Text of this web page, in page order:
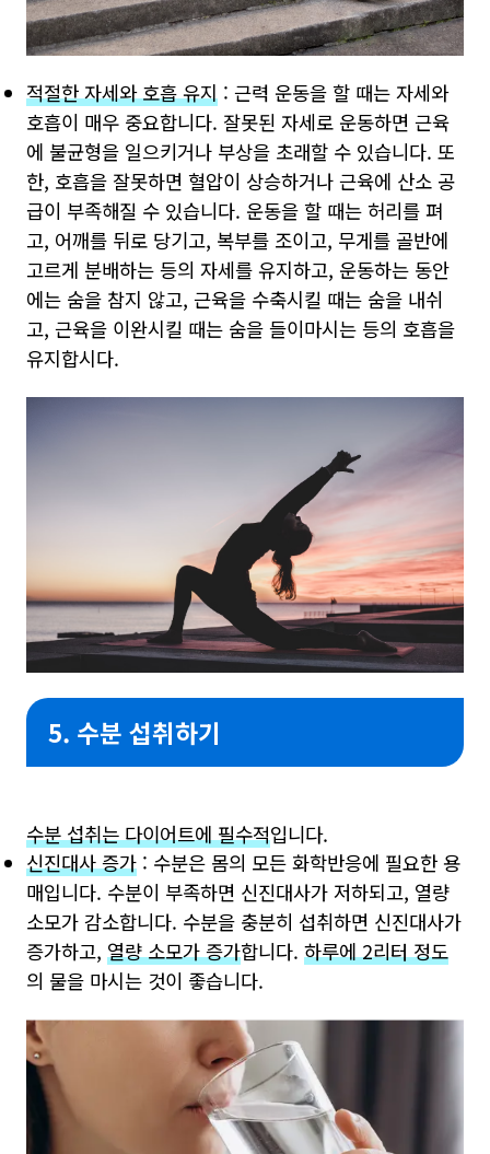
적절한 자세와 호흡 유지 : 근력 운동을 할 때는 자세와
호흡이 매우 중요합니다. 잘못된 자세로 운동하면 근육
에 불균형을 일으키거나 부상을 초래할 수 있습니다. 또
한, 호흡을 잘못하면 혈압이 상승하거나 근육에 산소 공
급이 부족해질 수 있습니다. 운동을 할 때는 허리를 펴
고, 어깨를 뒤로 당기고, 복부를 조이고, 무게를 골반에
고르게 분배하는 등의 자세를 유지하고, 운동하는 동안
에는 숨을 참지 않고, 근육을 수축시킬 때는 숨을 내쉬
고, 근육을 이완시킬 때는 숨을 들이마시는 등의 호흡을
유지합시다.
5. 수분 섭취하기
수분 섭취는 다이어트에 필수적입니다.
신진대사 증가 : 수분은 몸의 모든 화학반응에 필요한 용
매입니다. 수분이 부족하면 신진대사가 저하되고, 열량
소모가 감소합니다. 수분을 충분히 섭취하면 신진대사가
증가하고, 열량 소모가 증가합니다. 하루에 2리터 정도
의 물을 마시는 것이 좋습니다.